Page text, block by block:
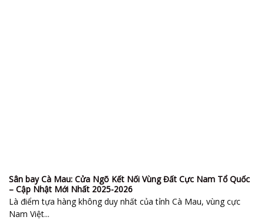
Sân bay Cà Mau: Cửa Ngõ Kết Nối Vùng Đất Cực Nam Tổ Quốc
– Cập Nhật Mới Nhất 2025-2026
Là điểm tựa hàng không duy nhất của tỉnh Cà Mau, vùng cực
Nam Việt...